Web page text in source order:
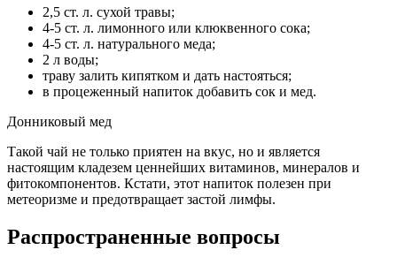
2,5 ст. л. сухой травы;
4-5 ст. л. лимонного или клюквенного сока;
4-5 ст. л. натурального меда;
2 л воды;
траву залить кипятком и дать настояться;
в процеженный напиток добавить сок и мед.
Донниковый мед
Такой чай не только приятен на вкус, но и является
настоящим кладезем ценнейших витаминов, минералов и
фитокомпонентов. Кстати, этот напиток полезен при
метеоризме и предотвращает застой лимфы.
Распространенные вопросы